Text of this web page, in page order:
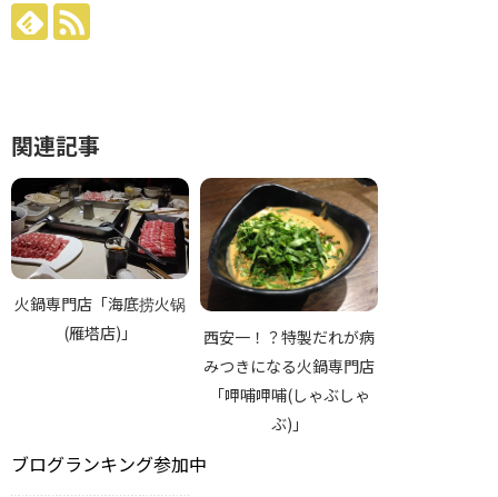
関連記事
火鍋専門店「海底捞火锅
(雁塔店)」
西安一！？特製だれが病
みつきになる火鍋専門店
「呷哺呷哺(しゃぶしゃ
ぶ)」
ブログランキング参加中